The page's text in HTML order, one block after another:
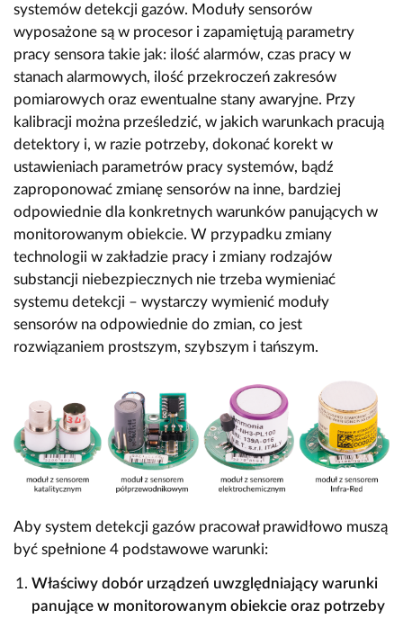
systemów detekcji gazów. Moduły sensorów
wyposażone są w procesor i zapamiętują parametry
pracy sensora takie jak: ilość alarmów, czas pracy w
stanach alarmowych, ilość przekroczeń zakresów
pomiarowych oraz ewentualne stany awaryjne. Przy
kalibracji można prześledzić, w jakich warunkach pracują
detektory i, w razie potrzeby, dokonać korekt w
ustawieniach parametrów pracy systemów, bądź
zaproponować zmianę sensorów na inne, bardziej
odpowiednie dla konkretnych warunków panujących w
monitorowanym obiekcie. W przypadku zmiany
technologii w zakładzie pracy i zmiany rodzajów
substancji niebezpiecznych nie trzeba wymieniać
systemu detekcji – wystarczy wymienić moduły
sensorów na odpowiednie do zmian, co jest
rozwiązaniem prostszym, szybszym i tańszym.
Aby system detekcji gazów pracował prawidłowo muszą
być spełnione 4 podstawowe warunki:
Właściwy dobór urządzeń uwzględniający warunki
panujące w monitorowanym obiekcie oraz potrzeby